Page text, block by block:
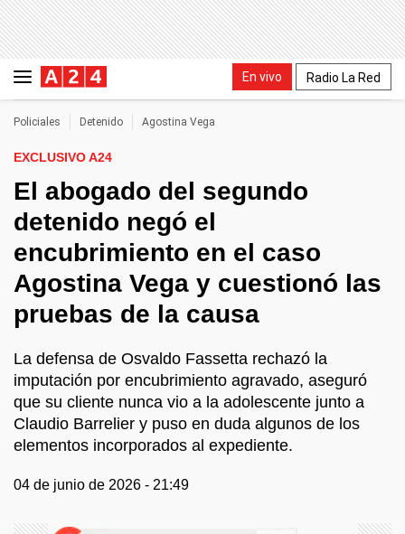
En vivo Radio La Red
Policiales Detenido Agostina Vega
EXCLUSIVO A24
El abogado del segundo
detenido negó el
encubrimiento en el caso
Agostina Vega y cuestionó las
pruebas de la causa
La defensa de Osvaldo Fassetta rechazó la
imputación por encubrimiento agravado, aseguró
que su cliente nunca vio a la adolescente junto a
Claudio Barrelier y puso en duda algunos de los
elementos incorporados al expediente.
04 de junio de 2026 - 21:49